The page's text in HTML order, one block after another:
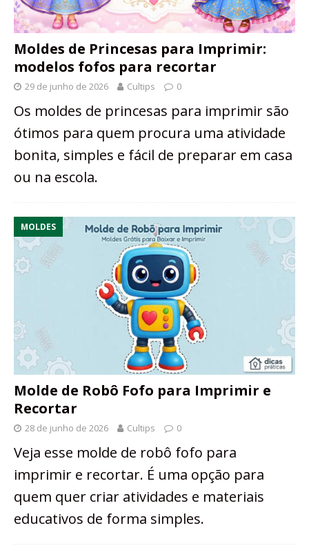
Moldes de Princesas para Imprimir:
modelos fofos para recortar
29 de junho de 2026 Cultips 0
Os moldes de princesas para imprimir são
ótimos para quem procura uma atividade
bonita, simples e fácil de preparar em casa
ou na escola.
MOLDES
Molde de Robô Fofo para Imprimir e
Recortar
28 de junho de 2026 Cultips 0
Veja esse molde de robô fofo para
imprimir e recortar. É uma opção para
quem quer criar atividades e materiais
educativos de forma simples.